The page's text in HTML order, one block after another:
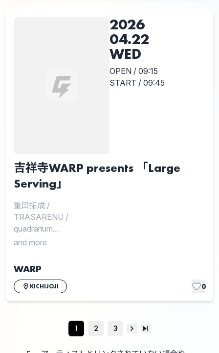
2026
04.22
WED
OPEN / 09:15
START / 09:45
吉祥寺WARP presents 「Large
Serving」
重田拓成 /
TRASARENU /
quadrarium...
and more
WARP
KICHIJOJI 0
1 2 3